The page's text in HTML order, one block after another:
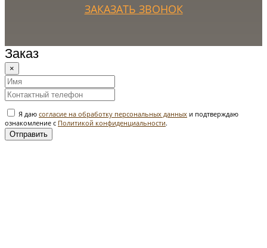
ЗАКАЗАТЬ ЗВОНОК
Заказ
×
Я даю согласие на обработку персональных данных и подтверждаю
ознакомление с Политикой конфиденциальности.
Отправить